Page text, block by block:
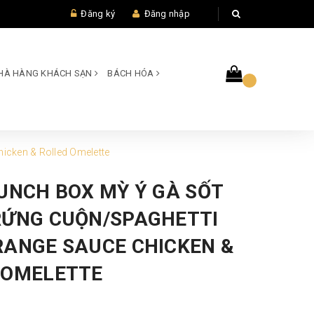
Đăng ký Đăng nhập
HÀNG KHÁCH SẠN BÁCH HÓA
& Rolled Omelette
BOX MỲ Ý GÀ SỐT
CUỘN/SPAGHETTI
SAUCE CHICKEN &